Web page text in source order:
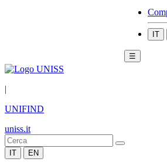
IT
☰
|
UNIFIND
uniss.it
IT EN